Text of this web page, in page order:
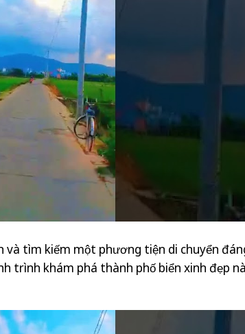
và tìm kiếm một phương tiện di chuyển
trình khám phá thành phố biển xinh đẹp